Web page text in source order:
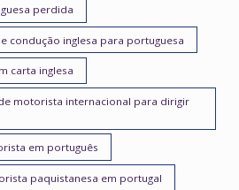
perdida
condução inglesa para portuguesa
carta inglesa
motorista internacional para dirigir
em português
paquistanesa em portugal